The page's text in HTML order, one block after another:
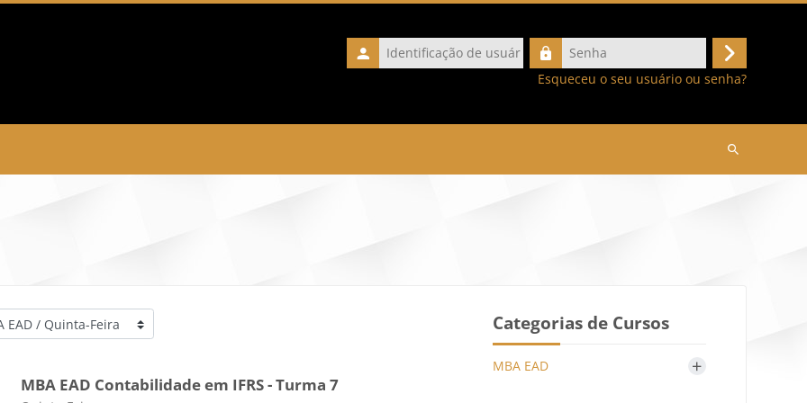
Identificação
de
Senha
Acessar
Esqueceu o seu usuário ou senha?
Buscar
de Cursos
MBA EAD Contabilidade em IFRS - Turma 7
Categorias de Cursos
MBA EAD +